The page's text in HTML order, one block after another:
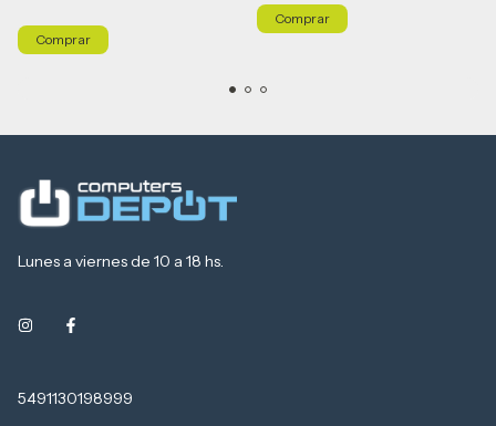
Lunes a viernes de 10 a 18 hs.
5491130198999